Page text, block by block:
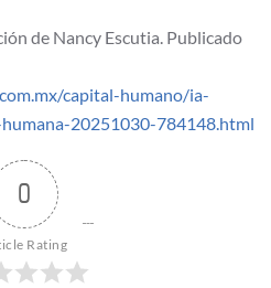
de Nancy Escutia. Publicado
capital-humano/ia-
20251030-784148.html
0
Rating